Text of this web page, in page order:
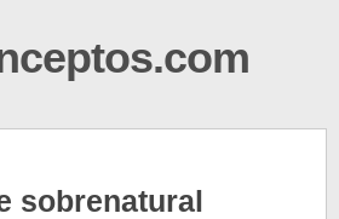
sobrenatural